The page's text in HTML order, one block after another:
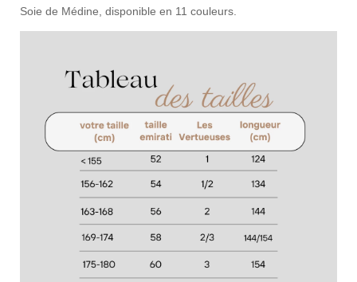
Soie de Médine, disponible en 11 couleurs.